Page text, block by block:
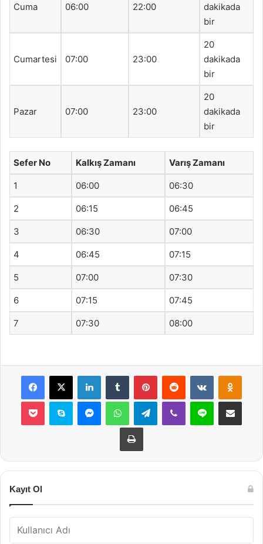
Cuma 06:00 22:00
dakikada
bir
Cumartesi 07:00 23:00
20
dakikada
bir
Pazar 07:00 23:00
20
dakikada
bir
Sefer No Kalkış Zamanı Varış Zamanı
1 06:00 06:30
2 06:15 06:45
3 06:30 07:00
4 06:45 07:15
5 07:00 07:30
6 07:15 07:45
7 07:30 08:00
Facebook
X LinkedInTumblr PinterestReddit VKontakte
Pocket Skype MessengerWhatsAppTelegramViber Line E-Posta ile
Yazdır
Kayıt Ol